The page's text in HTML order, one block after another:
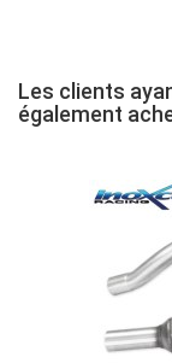
Les clients
également